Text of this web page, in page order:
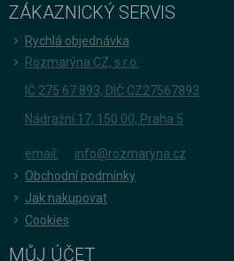
ZÁKAZNICKÝ SERVIS
Rychlá objednávka
Rozmarýna CZ, s.r.o.
IČ 275 67 893, DIČ CZ27567893
Nádražní 17, 150 00, Praha 5
email:
info@rozmaryna.cz
Obchodní podmínky
Jak nakupovat
Cookies
MŮJ ÚČET